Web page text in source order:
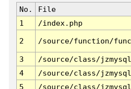
No. File
1
/index.php
2 /source/function/
3 /source/class/
4
/source/class/
5
/source/class/